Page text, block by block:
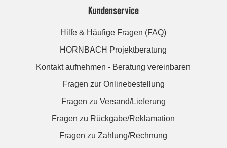
Kundenservice
Hilfe & Häufige Fragen (FAQ)
HORNBACH Projektberatung
Kontakt aufnehmen - Beratung vereinbaren
Fragen zur Onlinebestellung
Fragen zu Versand/Lieferung
Fragen zu Rückgabe/Reklamation
Fragen zu Zahlung/Rechnung